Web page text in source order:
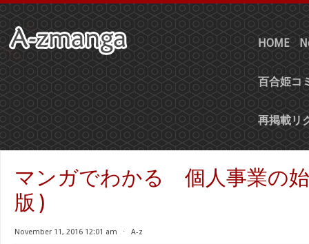
HOME
百合姫コ
再掲載リ
マンガでわかる 個人事業の
版 )
November 11, 2016 12:01 am ⋅ A-z